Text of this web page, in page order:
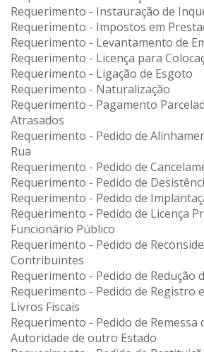
Requerimento - Instauração de
Requerimento - Impostos em
Requerimento - Levantamento de
Requerimento - Licença para
Requerimento - Ligação de Esgoto
Requerimento - Naturalização
Requerimento - Pagamento
Atrasados
Requerimento - Pedido de
Rua
Requerimento - Pedido de
Requerimento - Pedido de
Requerimento - Pedido de
Requerimento - Pedido de Licença
Funcionário Público
Requerimento - Pedido de
Contribuintes
Requerimento - Pedido de Redução
Requerimento - Pedido de Registro
Livros Fiscais
Requerimento - Pedido de Remessa
Autoridade de outro Estado